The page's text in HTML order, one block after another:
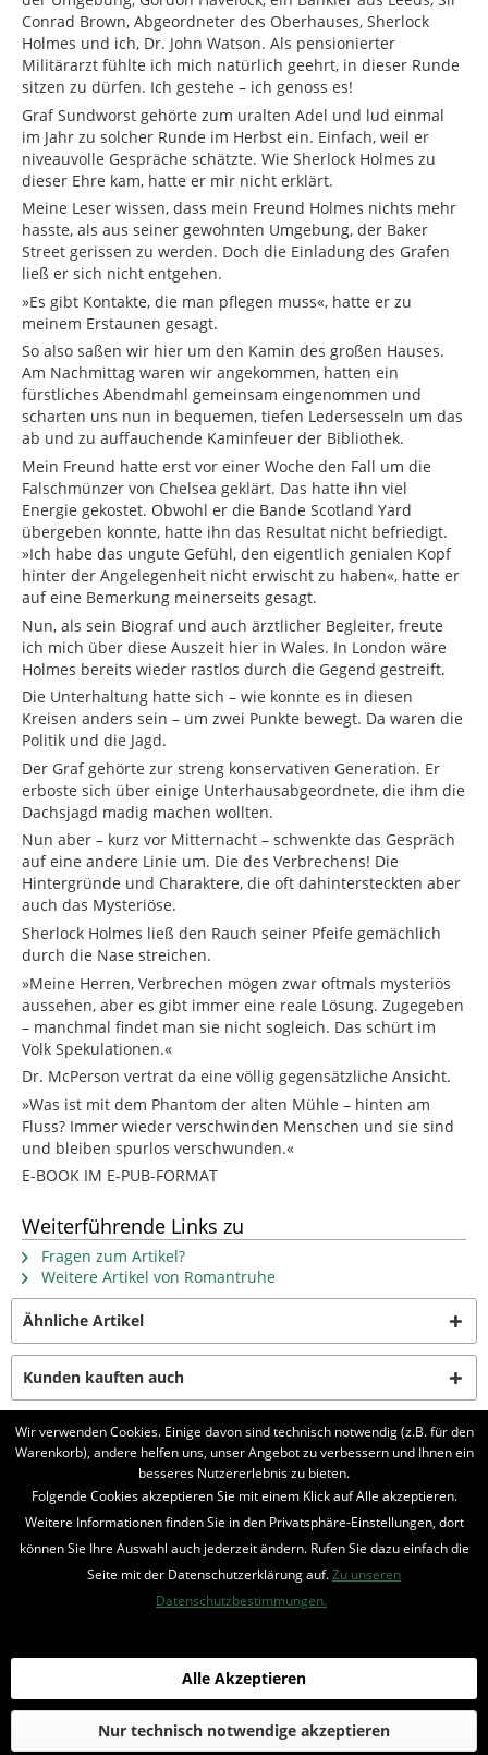
Conrad Brown, Abgeordneter des Oberhauses, Sherlock
Holmes und ich, Dr. John Watson. Als pensionierter
Militärarzt fühlte ich mich natürlich geehrt, in dieser Runde
sitzen zu dürfen. Ich gestehe – ich genoss es!
Graf Sundworst gehörte zum uralten Adel und lud einmal
im Jahr zu solcher Runde im Herbst ein. Einfach, weil er
niveauvolle Gespräche schätzte. Wie Sherlock Holmes zu
dieser Ehre kam, hatte er mir nicht erklärt.
Meine Leser wissen, dass mein Freund Holmes nichts mehr
hasste, als aus seiner gewohnten Umgebung, der Baker
Street gerissen zu werden. Doch die Einladung des Grafen
ließ er sich nicht entgehen.
»Es gibt Kontakte, die man pflegen muss«, hatte er zu
meinem Erstaunen gesagt.
So also saßen wir hier um den Kamin des großen Hauses.
Am Nachmittag waren wir angekommen, hatten ein
fürstliches Abendmahl gemeinsam eingenommen und
scharten uns nun in bequemen, tiefen Ledersesseln um das
ab und zu auffauchende Kaminfeuer der Bibliothek.
Mein Freund hatte erst vor einer Woche den Fall um die
Falschmünzer von Chelsea geklärt. Das hatte ihn viel
Energie gekostet. Obwohl er die Bande Scotland Yard
übergeben konnte, hatte ihn das Resultat nicht befriedigt.
»Ich habe das ungute Gefühl, den eigentlich genialen Kopf
hinter der Angelegenheit nicht erwischt zu haben«, hatte er
auf eine Bemerkung meinerseits gesagt.
Nun, als sein Biograf und auch ärztlicher Begleiter, freute
ich mich über diese Auszeit hier in Wales. In London wäre
Holmes bereits wieder rastlos durch die Gegend gestreift.
Die Unterhaltung hatte sich – wie konnte es in diesen
Kreisen anders sein – um zwei Punkte bewegt. Da waren die
Politik und die Jagd.
Der Graf gehörte zur streng konservativen Generation. Er
erboste sich über einige Unterhausabgeordnete, die ihm die
Dachsjagd madig machen wollten.
Nun aber – kurz vor Mitternacht – schwenkte das Gespräch
auf eine andere Linie um. Die des Verbrechens! Die
Hintergründe und Charaktere, die oft dahintersteckten aber
auch das Mysteriöse.
Sherlock Holmes ließ den Rauch seiner Pfeife gemächlich
durch die Nase streichen.
»Meine Herren, Verbrechen mögen zwar oftmals mysteriös
aussehen, aber es gibt immer eine reale Lösung. Zugegeben
– manchmal findet man sie nicht sogleich. Das schürt im
Volk Spekulationen.«
Dr. McPerson vertrat da eine völlig gegensätzliche Ansicht.
»Was ist mit dem Phantom der alten Mühle – hinten am
Fluss? Immer wieder verschwinden Menschen und sie sind
und bleiben spurlos verschwunden.«
E-BOOK IM E-PUB-FORMAT
Weiterführende Links zu
Fragen zum Artikel?
Weitere Artikel von Romantruhe
Ähnliche Artikel
Kunden kauften auch
Kunden haben sich ebenfalls angesehen
BELIEBTE SERIEN
UNSER SHOP
Bestellung widerrufen
* Alle Preise inkl. MwSt. und zzgl.Bearbeitungspauschale
Wir verwenden Cookies. Einige davon sind technisch notwendig (z.B. für den
Warenkorb), andere helfen uns, unser Angebot zu verbessern und Ihnen ein
besseres Nutzererlebnis zu bieten.
Folgende Cookies akzeptieren Sie mit einem Klick auf Alle akzeptieren.
Weitere Informationen finden Sie in den Privatsphäre-Einstellungen, dort
können Sie Ihre Auswahl auch jederzeit ändern. Rufen Sie dazu einfach die
Seite mit der Datenschutzerklärung auf.Zu unseren
Datenschutzbestimmungen.
Nur technisch notwendige akzeptieren
Alle Akzeptieren